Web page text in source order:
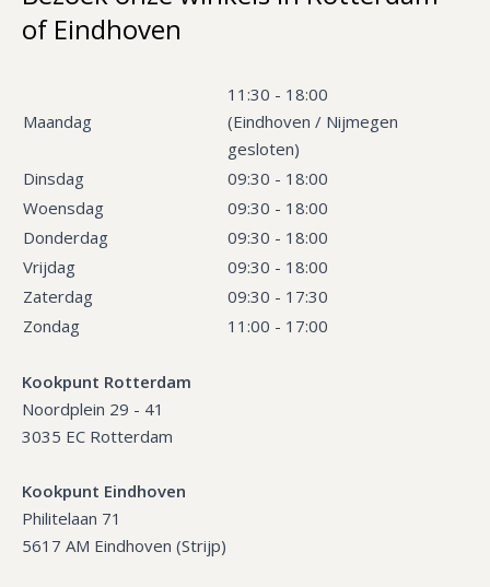
of Eindhoven
Maandag
11:30 - 18:00
(Eindhoven / Nijmegen
gesloten)
Dinsdag
09:30 - 18:00
Woensdag
09:30 - 18:00
Donderdag
09:30 - 18:00
Vrijdag
09:30 - 18:00
Zaterdag
09:30 - 17:30
Zondag
11:00 - 17:00
Kookpunt Rotterdam
Noordplein 29 - 41
3035 EC Rotterdam
Kookpunt Eindhoven
Philitelaan 71
5617 AM Eindhoven (Strijp)